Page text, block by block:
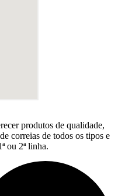
produtos de qualidade,
correias de todos os tipos e
ou 2ª linha.